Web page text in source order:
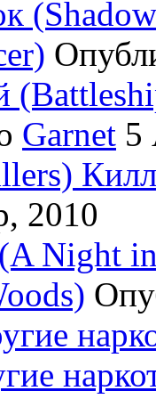
Garnet 5
2010